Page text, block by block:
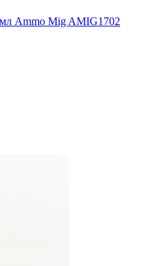
Ammo Mig AMIG1702